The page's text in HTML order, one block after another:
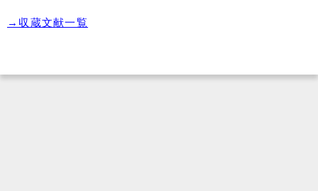
→収蔵文献一覧